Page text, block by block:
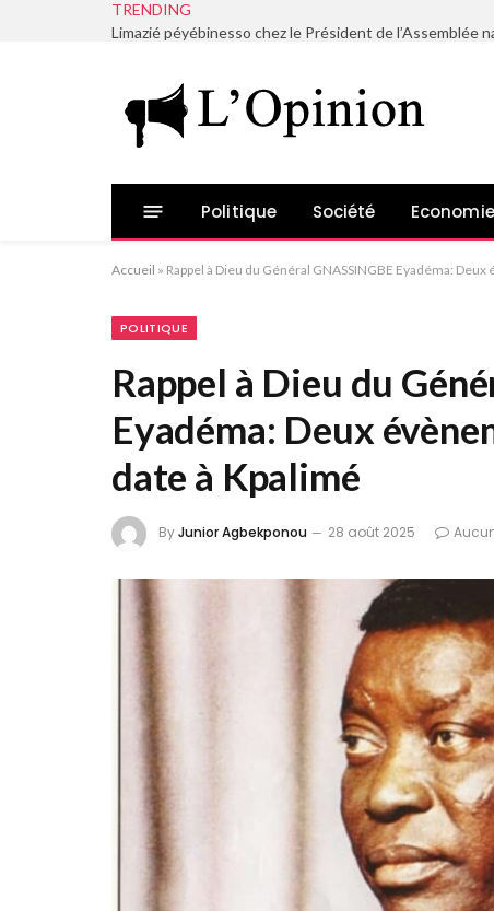
TRENDING
Politique Société Economie
Accueil » Rappel à Dieu du Général GNASSINGBE Eyadéma:
POLITIQUE
Rappel à Dieu du
Eyadéma: Deux
date à Kpalimé
ByJunior Agbekponou 28 août 2025